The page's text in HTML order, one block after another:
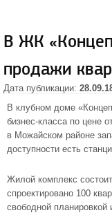
В ЖК
продажи
Дата публикации:
В клубном доме
бизнес-класса по цене
в Можайском районе
доступности есть
Жилой комплекс
спроектировано 100
свободной